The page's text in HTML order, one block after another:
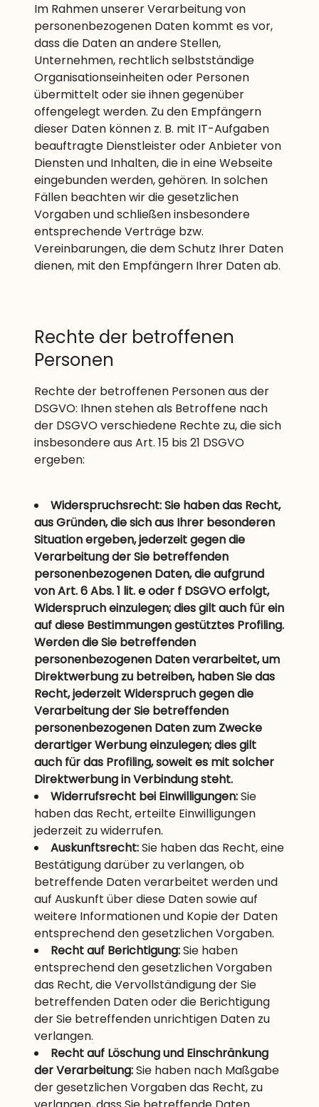
Im Rahmen unserer Verarbeitung von
personenbezogenen Daten kommt es vor,
dass die Daten an andere Stellen,
Unternehmen, rechtlich selbstständige
Organisationseinheiten oder Personen
übermittelt oder sie ihnen gegenüber
offengelegt werden. Zu den Empfängern
dieser Daten können z. B. mit IT-Aufgaben
beauftragte Dienstleister oder Anbieter von
Diensten und Inhalten, die in eine Webseite
eingebunden werden, gehören. In solchen
Fällen beachten wir die gesetzlichen
Vorgaben und schließen insbesondere
entsprechende Verträge bzw.
Vereinbarungen, die dem Schutz Ihrer Daten
dienen, mit den Empfängern Ihrer Daten ab.
Rechte der betroffenen
Personen
Rechte der betroffenen Personen aus der
DSGVO: Ihnen stehen als Betroffene nach
der DSGVO verschiedene Rechte zu, die sich
insbesondere aus Art. 15 bis 21 DSGVO
ergeben:
Widerspruchsrecht: Sie haben das Recht,
aus Gründen, die sich aus Ihrer besonderen
Situation ergeben, jederzeit gegen die
Verarbeitung der Sie betreffenden
personenbezogenen Daten, die aufgrund
von Art. 6 Abs. 1 lit. e oder f DSGVO erfolgt,
Widerspruch einzulegen; dies gilt auch für ein
auf diese Bestimmungen gestütztes Profiling.
Werden die Sie betreffenden
personenbezogenen Daten verarbeitet, um
Direktwerbung zu betreiben, haben Sie das
Recht, jederzeit Widerspruch gegen die
Verarbeitung der Sie betreffenden
personenbezogenen Daten zum Zwecke
derartiger Werbung einzulegen; dies gilt
auch für das Profiling, soweit es mit solcher
Direktwerbung in Verbindung steht.
Widerrufsrecht bei Einwilligungen:Sie
haben das Recht, erteilte Einwilligungen
jederzeit zu widerrufen.
Auskunftsrecht:Sie haben das Recht, eine
Bestätigung darüber zu verlangen, ob
betreffende Daten verarbeitet werden und
auf Auskunft über diese Daten sowie auf
weitere Informationen und Kopie der Daten
entsprechend den gesetzlichen Vorgaben.
Recht auf Berichtigung:Sie haben
entsprechend den gesetzlichen Vorgaben
das Recht, die Vervollständigung der Sie
betreffenden Daten oder die Berichtigung
der Sie betreffenden unrichtigen Daten zu
verlangen.
Recht auf Löschung und Einschränkung
der Verarbeitung:Sie haben nach Maßgabe
der gesetzlichen Vorgaben das Recht, zu